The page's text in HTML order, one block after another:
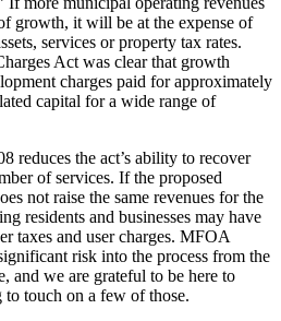
growth, it will be at the expense of
services or property tax rates.
Act was clear that growth
charges paid for approximately
capital for a wide range of
reduces the act’s ability to recover
of services. If the proposed
not raise the same revenues for the
residents and businesses may have
taxes and user charges. MFOA
risk into the process from the
and we are grateful to be here to
to touch on a few of those.